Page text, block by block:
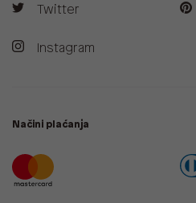
Twitter
Instagram
Načini plaćanja